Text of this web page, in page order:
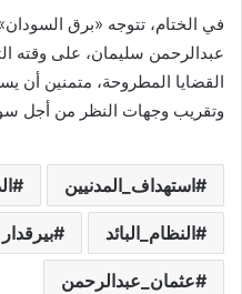
في الختام، تتوجه «برق
عبدالرحمن سليمان، على وقته
القضايا المطروحة، متمنين أن
وتقريب وجهات النظر من أجل
استهداف_المدنيين
النظام_البائد بيرقدار
عثمان_عبدالرحمن